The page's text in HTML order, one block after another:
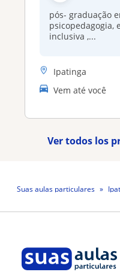
pós- graduação
psicopedagogia,
inclusiva ,...
Ipatinga
Vem até você
Ver todos los
Suas aulas particulares